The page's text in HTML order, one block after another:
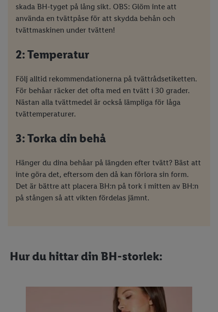
skada BH-tyget på lång sikt. OBS: Glöm inte att
använda en tvättpåse för att skydda behån och
tvättmaskinen under tvätten!
2: Temperatur
Följ alltid rekommendationerna på tvättrådsetiketten.
För behåar räcker det ofta med en tvätt i 30 grader.
Nästan alla tvättmedel är också lämpliga för låga
tvättemperaturer.
3: Torka din behå
Hänger du dina behåar på längden efter tvätt? Bäst att
inte göra det, eftersom den då kan förlora sin form.
Det är bättre att placera BH:n på tork i mitten av BH:n
på stången så att vikten fördelas jämnt.
Hur du hittar din BH-storlek: